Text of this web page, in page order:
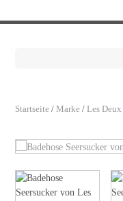
Startseite / Marke / Les Deux